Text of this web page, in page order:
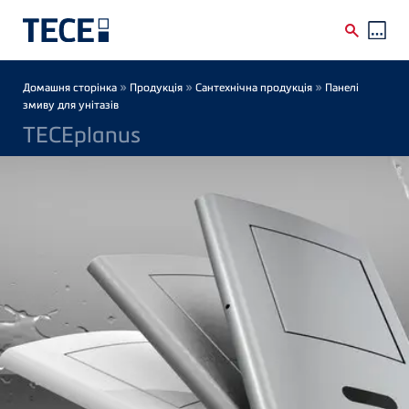
Breadcrumb
Домашня сторінка » Продукція » Сантехнічна продукція » Панелі
змиву для унітазів
TECEplanus